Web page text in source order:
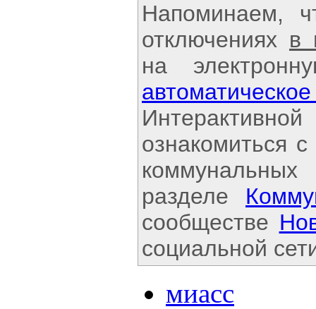
Напоминаем,
отключениях в
на
ознакомиться
разделе
сообществе
социальной
миасс